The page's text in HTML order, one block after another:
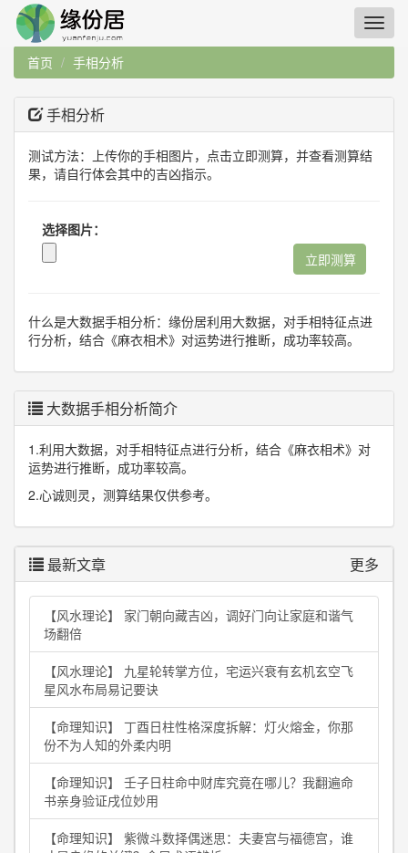
首页 手相分析
手相分析
测试方法：上传你的手相图片，点击立即测算，并查看测算结
果，请自行体会其中的吉凶指示。
选择图片：
立即测算
什么是大数据手相分析：缘份居利用大数据，对手相特征点进
行分析，结合《麻衣相术》对运势进行推断，成功率较高。
大数据手相分析简介
1.利用大数据，对手相特征点进行分析，结合《麻衣相术》对
运势进行推断，成功率较高。
2.心诚则灵，测算结果仅供参考。
最新文章 更多
【风水理论】 家门朝向藏吉凶，调好门向让家庭和谐气
场翻倍
【风水理论】 九星轮转掌方位，宅运兴衰有玄机玄空飞
星风水布局易记要诀
【命理知识】 丁酉日柱性格深度拆解：灯火熔金，你那
份不为人知的外柔内明
【命理知识】 壬子日柱命中财库究竟在哪儿？我翻遍命
书亲身验证戌位妙用
【命理知识】 紫微斗数择偶迷思：夫妻宫与福德宫，谁